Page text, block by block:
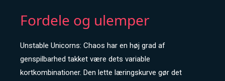
Fordele og ulemper
Unstable Unicorns: Chaos har en høj grad af
genspilbarhed takket være dets variable
kortkombinationer. Den lette læringskurve gør det